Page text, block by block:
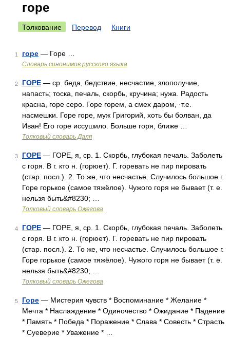
горе
Толкование Перевод Книги
1 горе — Горе …
Словарь синонимов русского языка
2 ГОРЕ — ср. беда, бедствие, несчастие, злополучие,
напасть; тоска, печаль, скорбь, кручина; нужа. Радость
красна, горе серо. Горе горем, а смех даром, ·т.е.
насмешки. Горе горе, муж Григорий, хоть бы болван, да
Иван! Его горе иссушило. Больше горя, ближе …
Толковый словарь Даля
3 ГОРЕ — ГОРЕ, я, ср. 1. Скорбь, глубокая печаль. Заболеть
с горя. В г. кто н. (горюет). Г. горевать не пир пировать
(стар. посл.). 2. То же, что несчастье. Случилось большое г.
Горе горькое (самое тяжёлое). Чужого горя не бывает (т. е.
нельзя быть&#8230; …
Толковый словарь Ожегова
4 ГОРЕ — ГОРЕ, я, ср. 1. Скорбь, глубокая печаль. Заболеть
с горя. В г. кто н. (горюет). Г. горевать не пир пировать
(стар. посл.). 2. То же, что несчастье. Случилось большое г.
Горе горькое (самое тяжёлое). Чужого горя не бывает (т. е.
нельзя быть&#8230; …
Толковый словарь Ожегова
5 Горе — Мистерия чувств * Воспоминание * Желание *
Мечта * Наслаждение * Одиночество * Ожидание * Падение
* Память * Победа * Поражение * Слава * Совесть * Страсть
* Суеверие * Уважение * …